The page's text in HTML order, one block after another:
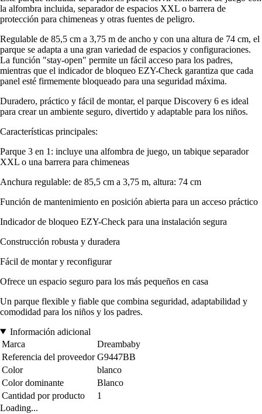
la alfombra incluida, separador de espacios XXL o barrera de
protección para chimeneas y otras fuentes de peligro.
Regulable de 85,5 cm a 3,75 m de ancho y con una altura de 74 cm, el
parque se adapta a una gran variedad de espacios y configuraciones.
La función "stay-open" permite un fácil acceso para los padres,
mientras que el indicador de bloqueo EZY-Check garantiza que cada
panel esté firmemente bloqueado para una seguridad máxima.
Duradero, práctico y fácil de montar, el parque Discovery 6 es ideal
para crear un ambiente seguro, divertido y adaptable para los niños.
Características principales:
Parque 3 en 1: incluye una alfombra de juego, un tabique separador
XXL o una barrera para chimeneas
Anchura regulable: de 85,5 cm a 3,75 m, altura: 74 cm
Función de mantenimiento en posición abierta para un acceso práctico
Indicador de bloqueo EZY-Check para una instalación segura
Construcción robusta y duradera
Fácil de montar y reconfigurar
Ofrece un espacio seguro para los más pequeños en casa
Un parque flexible y fiable que combina seguridad, adaptabilidad y
comodidad para los niños y los padres.
Información adicional
Marca
Dreambaby
Referencia del proveedor G9447BB
Color
blanco
Color dominante
Blanco
Cantidad por producto
1
Loading...